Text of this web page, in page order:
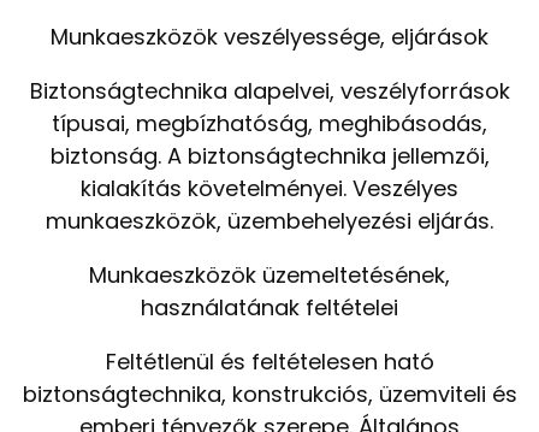
Munkaeszközök veszélyessége, eljárások
Biztonságtechnika alapelvei, veszélyforrások
típusai, megbízhatóság, meghibásodás,
biztonság. A biztonságtechnika jellemzői,
kialakítás követelményei. Veszélyes
munkaeszközök, üzembehelyezési eljárás.
Munkaeszközök üzemeltetésének,
használatának feltételei
Feltétlenül és feltételesen ható
biztonságtechnika, konstrukciós, üzemviteli és